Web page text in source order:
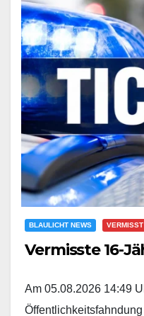
BLAULICHT NEWS VERMISST
Vermisste 16-
Am 05.08.2026 14:49